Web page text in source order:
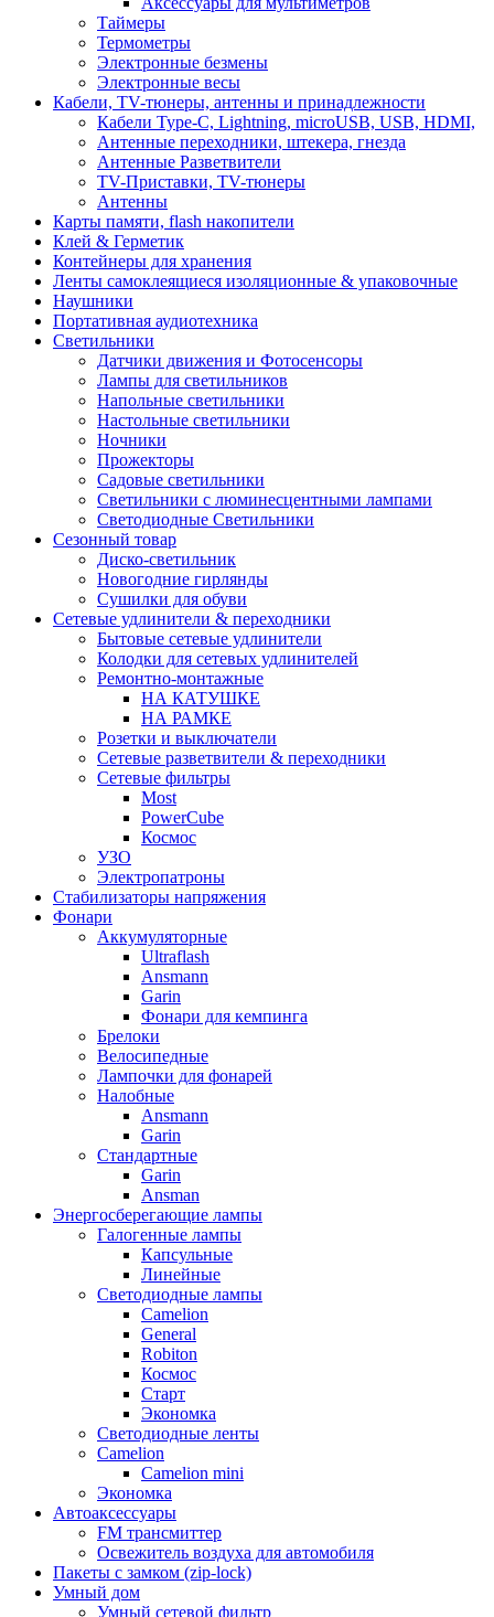
Таймеры
Термометры
Электронные безмены
Электронные весы
Кабели, TV-тюнеры, антенны и принадлежности
Кабели Type-C, Lightning, microUSB, USB, HDMI,
Антенные переходники, штекера, гнезда
Антенные Разветвители
TV-Приставки, TV-тюнеры
Антенны
Карты памяти, flash накопители
Клей & Герметик
Контейнеры для хранения
Ленты самоклеящиеся изоляционные & упаковочные
Наушники
Портативная аудиотехника
Светильники
Датчики движения и Фотосенсоры
Лампы для светильников
Напольные светильники
Настольные светильники
Ночники
Прожекторы
Садовые светильники
Светильники с люминесцентными лампами
Светодиодные Светильники
Сезонный товар
Диско-светильник
Новогодние гирлянды
Сушилки для обуви
Сетевые удлинители & переходники
Бытовые сетевые удлинители
Колодки для сетевых удлинителей
Ремонтно-монтажные
НА КАТУШКЕ
НА РАМКЕ
Розетки и выключатели
Сетевые разветвители & переходники
Сетевые фильтры
Most
PowerCube
Космос
УЗО
Электропатроны
Стабилизаторы напряжения
Фонари
Аккумуляторные
Ultraflash
Ansmann
Garin
Фонари для кемпинга
Брелоки
Велосипедные
Лампочки для фонарей
Налобные
Ansmann
Garin
Стандартные
Garin
Ansman
Энергосберегающие лампы
Галогенные лампы
Капсульные
Линейные
Светодиодные лампы
Camelion
General
Robiton
Космос
Старт
Экономка
Светодиодные ленты
Camelion
Camelion mini
Экономка
Автоаксессуары
FM трансмиттер
Освежитель воздуха для автомобиля
Пакеты с замком (zip-lock)
Умный дом
Умный сетевой фильтр